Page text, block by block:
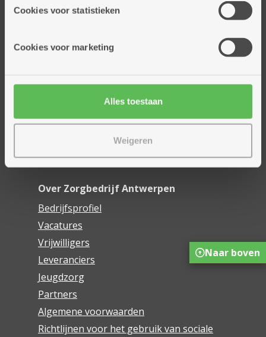
partners kunnen deze gegevens combineren met andere
Cookies voor statistieken
Cookies voor marketing
Alles toestaan
Weigeren
Thuisdiensten
Assistentiewoningen
Financieel comfort
Mijn Zorgbedrijf
Onze innovaties
Webwinkel De Schakel
Over Zorgbedrijf Antwerpen
Bedrijfsprofiel
Vacatures
Vrijwilligers
Leveranciers
Jeugdzorg
Partners
Algemene voorwaarden
Richtlijnen voor het gebruik van sociale
Naar boven